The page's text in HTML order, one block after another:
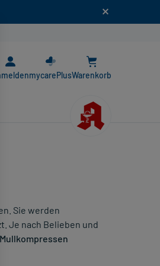
mycarePlusWarenkorb
Sie werden
Je nach Belieben und
Mullkompressen